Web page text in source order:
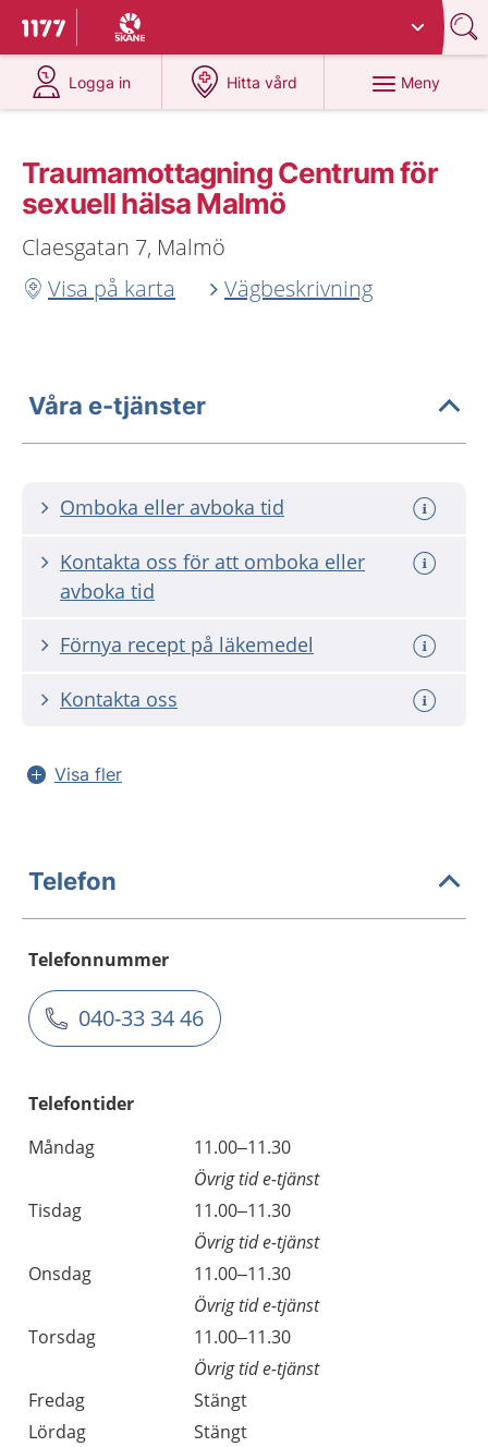
Till startsidan för 1177
Du har valt region
Logga in
på 1177.se
Hitta vård
på 1177.se
Meny
Traumamottagning Centrum för
sexuell hälsa Malmö
Claesgatan 7, Malmö
Visa på karta
Vägbeskrivning
Våra e-tjänster
Omboka eller avboka tid
Kontakta oss för att omboka eller
avboka tid
Förnya recept på läkemedel
Kontakta oss
Visa fler
Telefon
Telefonnummer
040-33 34 46
Telefontider
Måndag
11.00–11.30
Övrig tid e-tjänst
Tisdag
11.00–11.30
Övrig tid e-tjänst
Onsdag
11.00–11.30
Övrig tid e-tjänst
Torsdag
11.00–11.30
Övrig tid e-tjänst
Fredag
Stängt
Lördag
Stängt